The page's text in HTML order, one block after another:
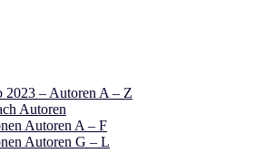
2023 – Autoren A – Z
Autoren
Autoren A – F
Autoren G – L